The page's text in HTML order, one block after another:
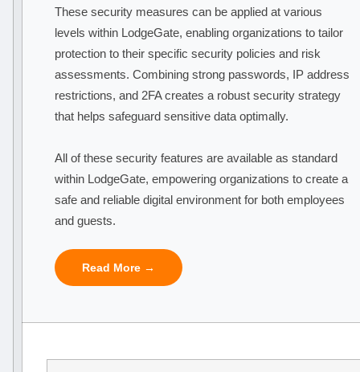
These security measures can be applied at various
levels within LodgeGate, enabling organizations to tailor
protection to their specific security policies and risk
assessments. Combining strong passwords, IP address
restrictions, and 2FA creates a robust security strategy
that helps safeguard sensitive data optimally.
All of these security features are available as standard
within LodgeGate, empowering organizations to create a
safe and reliable digital environment for both employees
and guests.
Read More →